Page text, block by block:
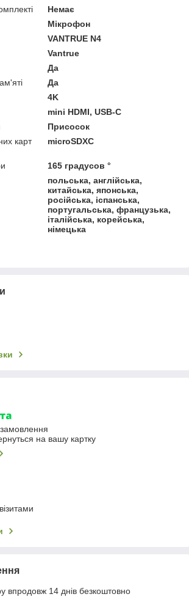
Немає
Мікрофон
VANTRUE N4
Vantrue
Да
Да
4K
mini HDMI, USB-C
Присосок
карт
microSDXC
165 градусов °
польська, англійська,
китайська, японська,
російська, іспанська,
португальська, французька,
італійська, корейська,
німецька
на вашу картку
впродовж 14 днів безкоштовно